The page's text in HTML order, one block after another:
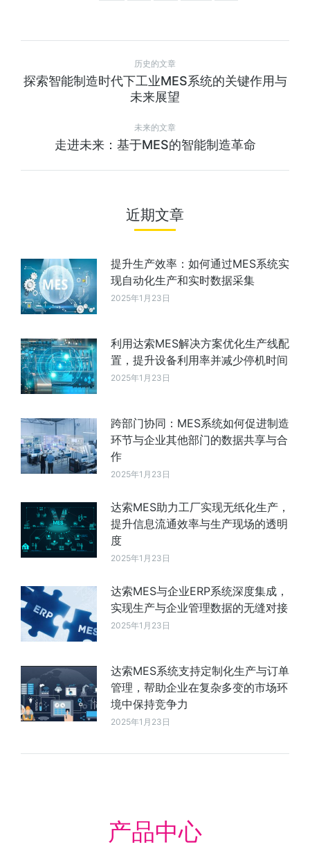
历史的文章
探索智能制造时代下工业MES系统的关键作用与
未来展望
未来的文章
走进未来：基于MES的智能制造革命
近期文章
提升生产效率：如何通过MES系统实
现自动化生产和实时数据采集
2025年1月23日
利用达索MES解决方案优化生产线配
置，提升设备利用率并减少停机时间
2025年1月23日
跨部门协同：MES系统如何促进制造
环节与企业其他部门的数据共享与合
作
2025年1月23日
达索MES助力工厂实现无纸化生产，
提升信息流通效率与生产现场的透明
度
2025年1月23日
达索MES与企业ERP系统深度集成，
实现生产与企业管理数据的无缝对接
2025年1月23日
达索MES系统支持定制化生产与订单
管理，帮助企业在复杂多变的市场环
境中保持竞争力
2025年1月23日
产品中心